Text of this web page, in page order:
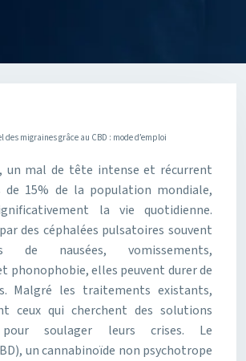
migraines grâce au CBD : mode d’emploi
un mal de tête intense et récurrent
de 15% de la population mondiale,
la vie quotidienne.
des céphalées pulsatoires souvent
de nausées, vomissements,
phonophobie, elles peuvent durer de
Malgré les traitements existants,
ceux qui cherchent des solutions
pour soulager leurs crises. Le
un cannabinoïde non psychotrope